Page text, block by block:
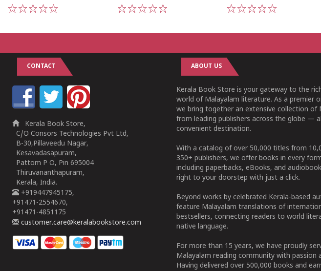
CONTACT
Kerala Book Store,
C/O Consors Technologies Pvt Ltd,
B-30,Pillaveedu Nagar,
Kesavadasapuram,
Pattom P O, Pin 695004
Thiruvananthapuram,
Kerala, India.
+919447945175,
+91471-2554670,
+91471-4851175
customer.care@keralabookstore.com
ABOUT US
Kerala Book Store is your gateway to the
world of Malayalam literature. As a premier
we bring together an extensive collection of
from leading publishers across the globe —
convenient destination.
With a catalog of over 50,000 titles from
350+ publishers, we offer books in every
including paperbacks, eBooks, and
right to your doorstep with just a click.
Beyond works by celebrated Kerala-based
feature Malayalam translations of
bestsellers, connecting readers to world
native language.
For more than 15 years, we have proudly
Malayalam reading community with passion
Having delivered over 500,000 books and